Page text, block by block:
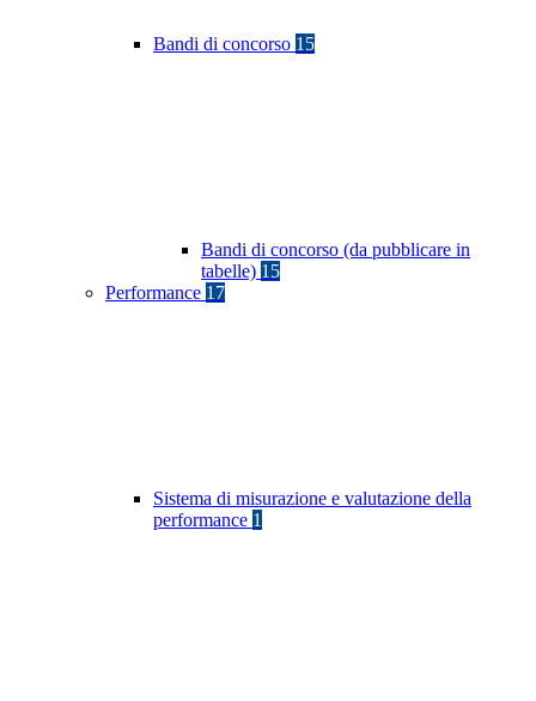
Bandi di concorso 15
Bandi di concorso (da pubblicare in
tabelle) 15
Performance 17
Sistema di misurazione e valutazione della
performance 1